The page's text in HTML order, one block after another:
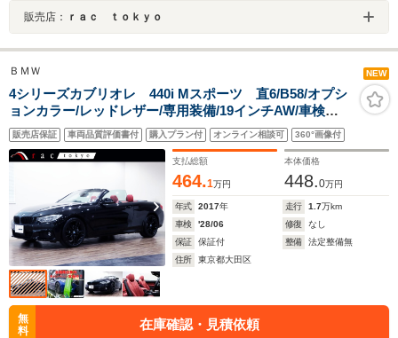
販売店： ｒａｃ ｔｏｋｙｏ
ＢＭＷ NEW
4シリーズカブリオレ 440i Mスポーツ 直6/B58/オプシ
ョンカラー/レッドレザー/専用装備/19インチAW/車検
R10.6/ACC/ヘッドアップディスプレイ/レーンチェンジウ
ォーニング/インテリジェントセーフティ/ブラックキドニ
ーグリル/スルーローディング/地デジ
販売店保証 車両品質評価書付 購入プラン付 オンライン相談可 360°画像付
支払総額
464.1万円
本体価格
448.0万円
年式 2017年 走行 1.7万km
車検
'28/06 修復
なし
保証
保証付 整備
法定整備無
住所
東京都大田区
無
料
在庫確認・見積依頼